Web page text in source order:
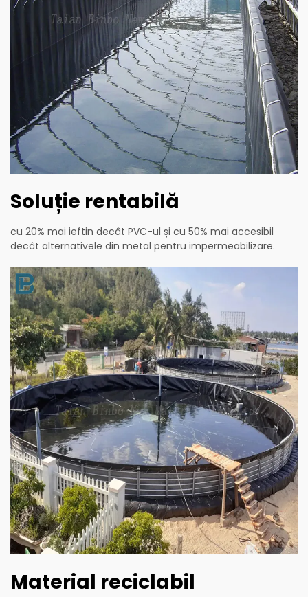
Soluție rentabilă
cu 20% mai ieftin decât PVC-ul și cu 50% mai accesibil
decât alternativele din metal pentru impermeabilizare.
Material reciclabil